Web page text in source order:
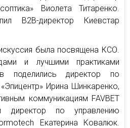
Виолета Титаренко.
В2В-директор Киевстар
была посвящена КСО.
и лучшими практиками
поделились директор по
Ирина Шинкаренко,
коммуникациям FAVBET
директор по управлению
Екатерина Ковалюк.